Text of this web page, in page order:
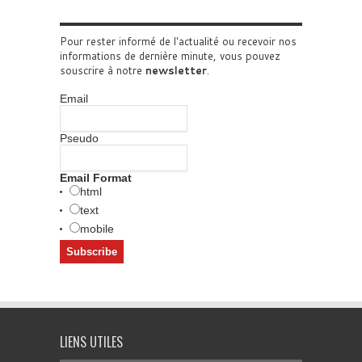
Pour rester informé de l'actualité ou recevoir nos
informations de dernière minute, vous pouvez
souscrire à notre newsletter.
Email
Pseudo
Email Format
html
text
mobile
LIENS UTILES